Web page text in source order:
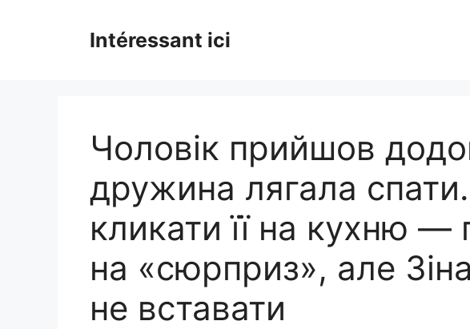
Intéressant ici
Чоловік прийшов
дружина лягала спати.
кликати її на кухню —
на «сюрприз», але
не вставати